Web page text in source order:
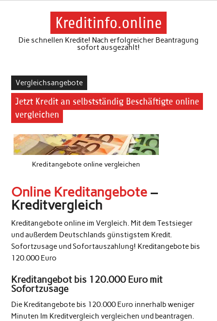
Skip
Kreditinfo.online
Die schnellen Kredite! Nach erfolgreicher Beantragung
sofort ausgezahlt!
Vergleichsangebote
Jetzt Kredit an selbstständig Beschäftigte online
vergleichen
Kreditangebote online vergleichen
Online Kreditangebote–
Kreditvergleich
Kreditangebote online im Vergleich. Mit dem Testsieger
und außerdem Deutschlands günstigstem Kredit.
Sofortzusage und Sofortauszahlung! Kreditangebote bis
120.000 Euro
Kreditangebot bis 120.000 Euro mit
Sofortzusage
Die Kreditangebote bis 120.000 Euro innerhalb weniger
Minuten Im Kreditvergleich vergleichen und beantragen.